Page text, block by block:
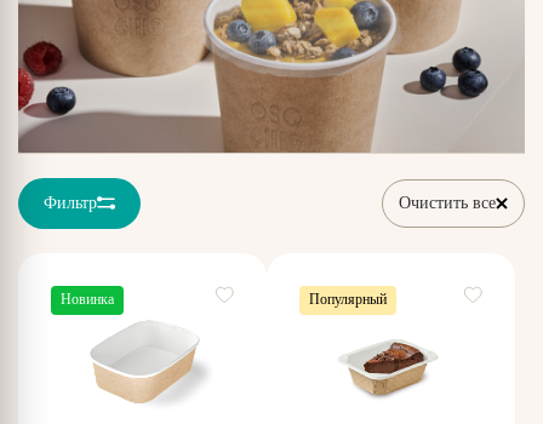
Фильтр Очистить все
Новинка Популярный